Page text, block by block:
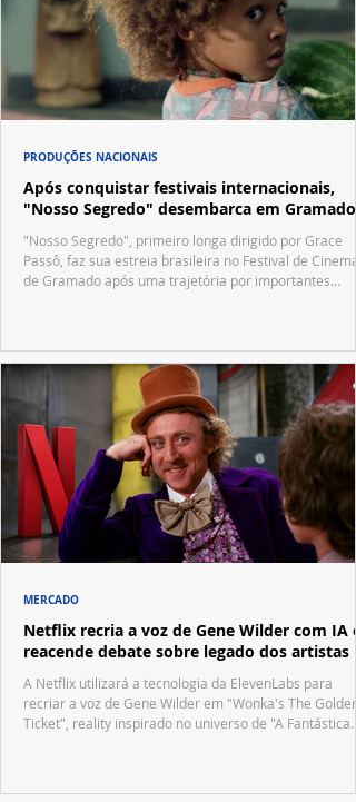
Após conquistar festivais internacionais,
"Nosso Segredo" desembarca em Gramado
"Nosso Segredo", primeiro longa dirigido por Grace
Passô, faz sua estreia brasileira no Festival de Cinema
de Gramado após uma trajetória por importantes
PRODUÇÕES NACIONAIS
Netflix recria a voz de Gene Wilder com IA e
reacende debate sobre legado dos artistas
A Netflix utilizará a tecnologia da ElevenLabs para
recriar a voz de Gene Wilder em "Wonka's The Golden
Ticket", reality inspirado no universo de "A Fantástica
MERCADO